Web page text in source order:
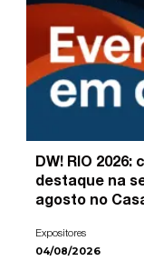
DW! RIO
destaque na
agosto no
Expositores
04/08/2026